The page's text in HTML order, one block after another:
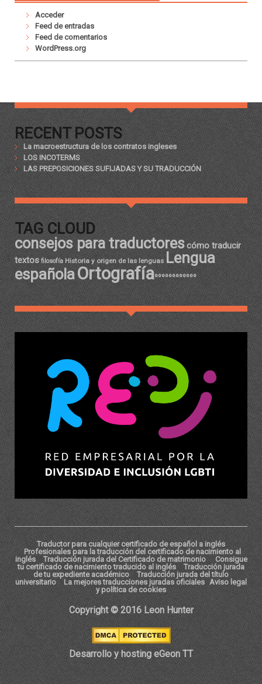
Acceder
Feed de entradas
Feed de comentarios
WordPress.org
RECENT POSTS
La macroestructura de los contratos ingleses
LOS INCOTERMS
LAS PREPOSICIONES SUFIJADAS Y SU TRADUCCIÓN
TAG CLOUD
consejos para traductorescómo traducir
textos filosofía Historia y origen de las lenguas Lengua
españolaOrtografíaºººººººººººº
Traductor para cualquier certificado de español a inglés
Profesionales para la traducción del certificado de nacimiento al
inglés
Traducción jurada del Certificado de matrimonio
Consigue
tu certificado de nacimiento traducido al inglés
Traducción jurada
de tu expediente académico
Traducción jurada del título
universitario
La mejores traducciones juradas oficiales Aviso legal
y política de cookies
Copyright © 2016 Leon Hunter
Desarrollo y hosting eGeon TT